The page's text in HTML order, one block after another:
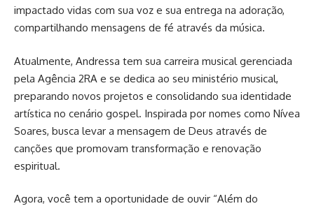
impactado vidas com sua voz e sua entrega na adoração,
compartilhando mensagens de fé através da música.
Atualmente, Andressa tem sua carreira musical gerenciada
pela Agência 2RA e se dedica ao seu ministério musical,
preparando novos projetos e consolidando sua identidade
artística no cenário gospel. Inspirada por nomes como Nívea
Soares, busca levar a mensagem de Deus através de
canções que promovam transformação e renovação
espiritual.
Agora, você tem a oportunidade de ouvir “Além do